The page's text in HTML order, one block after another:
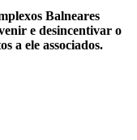
Balneares
e desincentivar o
a ele associados.